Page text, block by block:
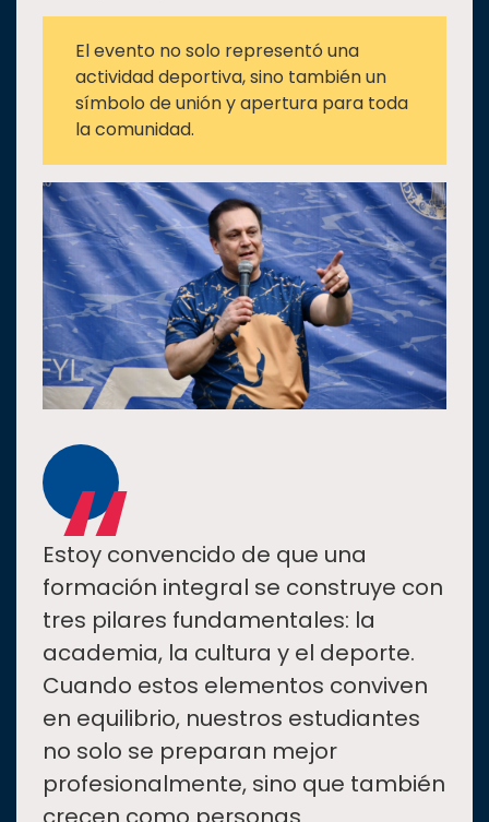
El evento no solo representó una
actividad deportiva, sino también un
símbolo de unión y apertura para toda
la comunidad.
“
Estoy convencido de que una
formación integral se construye con
tres pilares fundamentales: la
academia, la cultura y el deporte.
Cuando estos elementos conviven
en equilibrio, nuestros estudiantes
no solo se preparan mejor
profesionalmente, sino que también